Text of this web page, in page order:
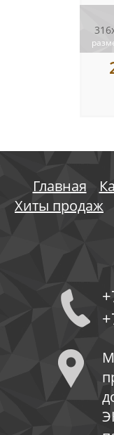
Главная
Хиты продаж